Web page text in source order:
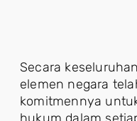
Secara
elemen negara
komitmennya